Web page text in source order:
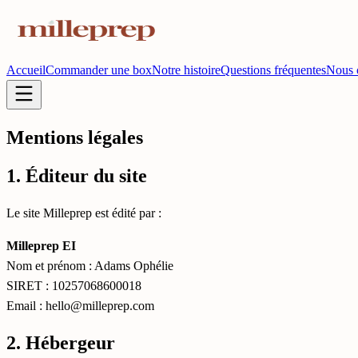
AccueilCommander une boxNotre histoireQuestions fréquentesNous
Mentions légales
1. Éditeur du site
Le site Milleprep est édité par :
Milleprep EI
Nom et prénom : Adams Ophélie
SIRET : 10257068600018
Email : hello@milleprep.com
2. Hébergeur